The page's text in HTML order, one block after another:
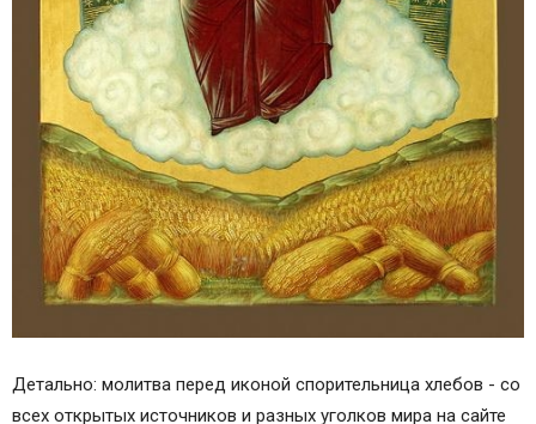
Детально: молитва перед иконой спорительница хлебов - со
всех открытых источников и разных уголков мира на сайте